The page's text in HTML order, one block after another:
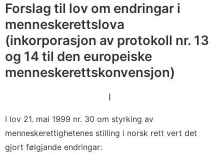
Forslag til lov om endringar i
menneskerettslova
(inkorporasjon av protokoll nr. 13
og 14 til den europeiske
menneskerettskonvensjon)
I
I lov 21. mai 1999 nr. 30 om styrking av
menneskerettighetenes stilling i norsk rett vert det
gjort følgjande endringar: